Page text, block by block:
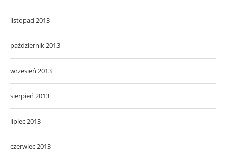
listopad 2013
październik 2013
wrzesień 2013
sierpień 2013
lipiec 2013
czerwiec 2013